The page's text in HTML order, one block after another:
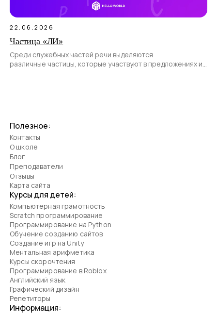
22.06.2026
Частица «ЛИ»
Среди служебных частей речи выделяются
различные частицы, которые участвуют в предложениях и
Полезное:
Контакты
О школе
Блог
Преподаватели
Отзывы
Карта сайта
Курсы для детей:
Компьютерная грамотность
Scratch программирование
Программирование на Python
Обучение созданию сайтов
Создание игр на Unity
Ментальная арифметика
Курсы скорочтения
Программирование в Roblox
Английский язык
Графический дизайн
Репетиторы
Информация: